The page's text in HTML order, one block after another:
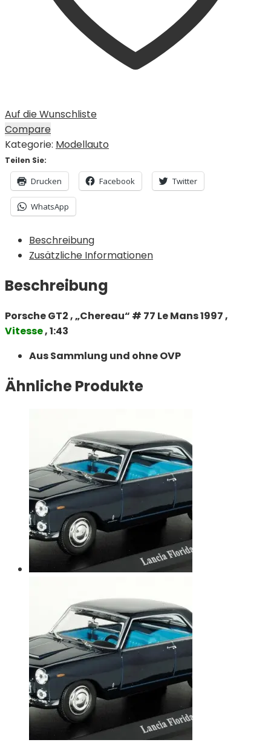
Auf die Wunschliste
Compare
Kategorie: Modellauto
Teilen Sie:
Drucken Facebook Twitter
WhatsApp
Beschreibung
Zusätzliche Informationen
Beschreibung
Porsche GT2 , „Chereau“ # 77 Le Mans 1997 ,
Vitesse, 1:43
Aus Sammlung und ohne OVP
Ähnliche Produkte